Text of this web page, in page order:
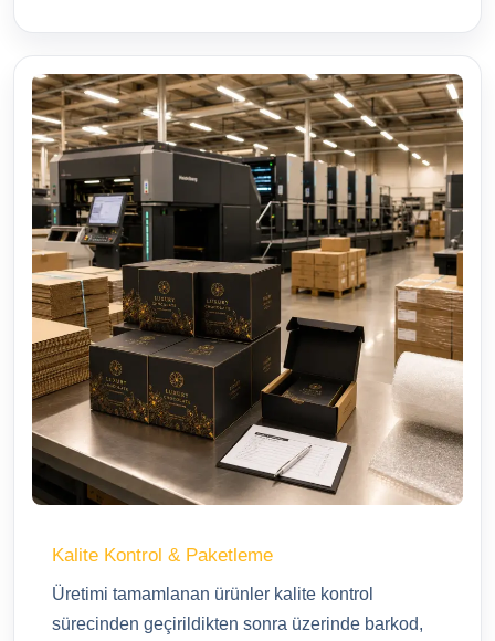
Kalite Kontrol & Paketleme
Üretimi tamamlanan ürünler kalite kontrol
sürecinden geçirildikten sonra üzerinde barkod,